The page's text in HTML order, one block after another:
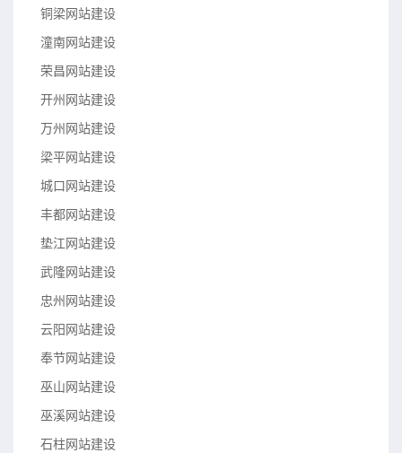
铜梁网站建设
潼南网站建设
荣昌网站建设
开州网站建设
万州网站建设
梁平网站建设
城口网站建设
丰都网站建设
垫江网站建设
武隆网站建设
忠州网站建设
云阳网站建设
奉节网站建设
巫山网站建设
巫溪网站建设
石柱网站建设